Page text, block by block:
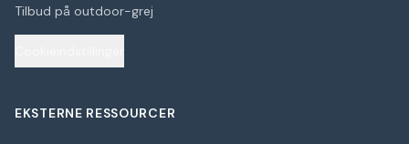
Tilbud på outdoor-grej
EKSTERNE RESSOURCER